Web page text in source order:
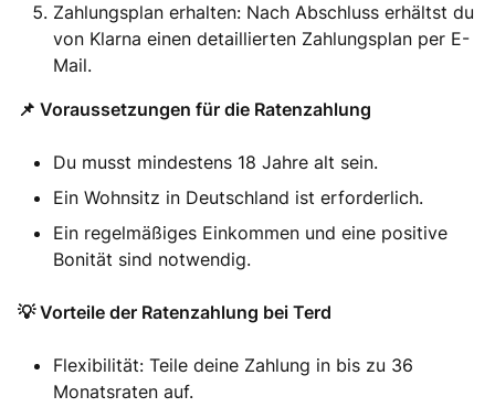
Zahlungsplan erhalten: Nach Abschluss erhältst du
von Klarna einen detaillierten Zahlungsplan per E-
Mail.
📌 Voraussetzungen für die Ratenzahlung
Du musst mindestens 18 Jahre alt sein.
Ein Wohnsitz in Deutschland ist erforderlich.
Ein regelmäßiges Einkommen und eine positive
Bonität sind notwendig.
💡 Vorteile der Ratenzahlung bei Terd
Flexibilität: Teile deine Zahlung in bis zu 36
Monatsraten auf.